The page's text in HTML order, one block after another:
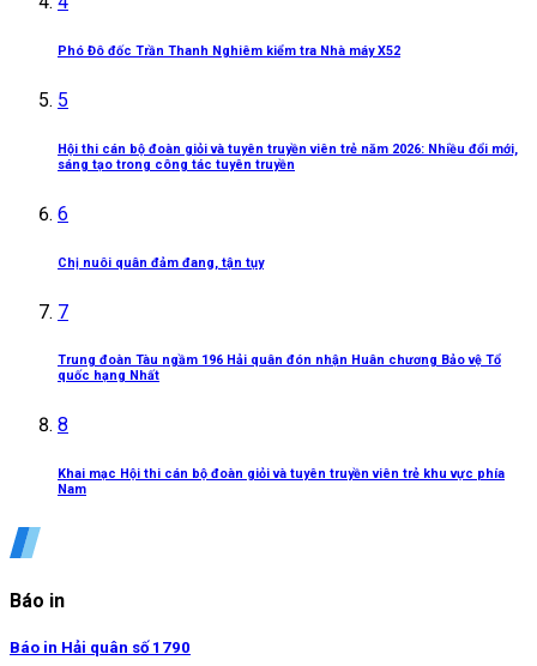
Phó Đô đốc Trần Thanh Nghiêm kiểm tra Nhà máy X52
5
Hội thi cán bộ đoàn giỏi và tuyên truyền viên trẻ năm 2026: Nhiều đổi mới,
sáng tạo trong công tác tuyên truyền
6
Chị nuôi quân đảm đang, tận tụy
7
Trung đoàn Tàu ngầm 196 Hải quân đón nhận Huân chương Bảo vệ Tổ
quốc hạng Nhất
8
Khai mạc Hội thi cán bộ đoàn giỏi và tuyên truyền viên trẻ khu vực phía
Nam
Báo in
Báo in Hải quân số 1790